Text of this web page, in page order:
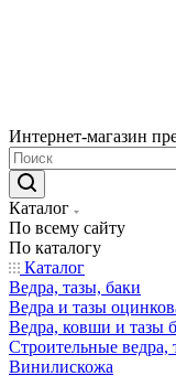
Интернет-магазин
Каталог
По всему сайту
По каталогу
Каталог
Ведра, тазы, баки
Ведра и тазы
Ведра, ковши и тазы
Строительные ведра,
Винилискожа